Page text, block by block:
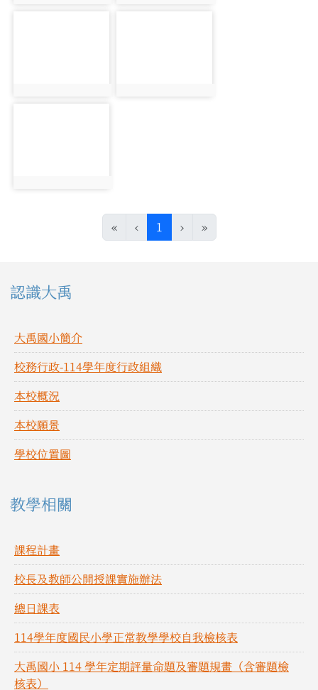
« ‹ 1 (目前頁次)
› »
左邊區域內容
認識大禹
大禹國小簡介
校務行政-114學年度行政組織
本校概況
本校願景
學校位置圖
教學相關
課程計畫
校長及教師公開授課實施辦法
總日課表
114學年度國民小學正常教學學校自我檢核表
大禹國小 114 學年定期評量命題及審題規畫（含審題檢
核表）